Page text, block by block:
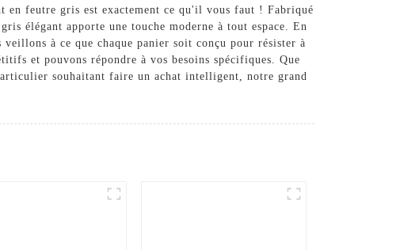
en feutre gris est exactement ce qu'il vous faut ! Fabriqué
élégant apporte une touche moderne à tout espace. En
à ce que chaque panier soit conçu pour résister à
et pouvons répondre à vos besoins spécifiques. Que
souhaitant faire un achat intelligent, notre grand